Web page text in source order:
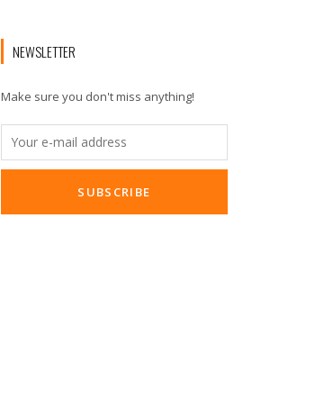
NEWSLETTER
Make sure you don't miss anything!